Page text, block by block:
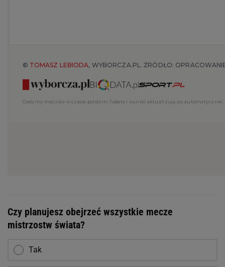
Czy planujesz obejrzeć wszystkie mecze
mistrzostw świata?
Tak